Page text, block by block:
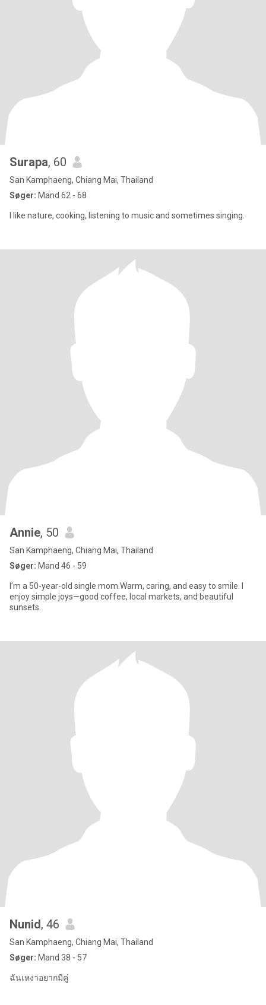
Surapa, 60
San Kamphaeng, Chiang Mai, Thailand
Søger: Mand 62 - 68
I like nature, cooking, listening to music and sometimes singing.
Annie, 50
San Kamphaeng, Chiang Mai, Thailand
Søger: Mand 46 - 59
I’m a 50-year-old single mom.Warm, caring, and easy to smile. I
enjoy simple joys—good coffee, local markets, and beautiful
sunsets.
Nunid, 46
San Kamphaeng, Chiang Mai, Thailand
Søger: Mand 38 - 57
ฉันเหงาอยากมีคู่